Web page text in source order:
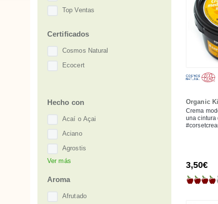
Top Ventas
Certificados
Cosmos Natural
Ecocert
Hecho con
Acaí o Açai
Aciano
Agrostis
Albaricoque
Alerce
Almendra Dulce
Ver más
Aroma
Afrutado
Organic
Crema
una cintura
3,50€